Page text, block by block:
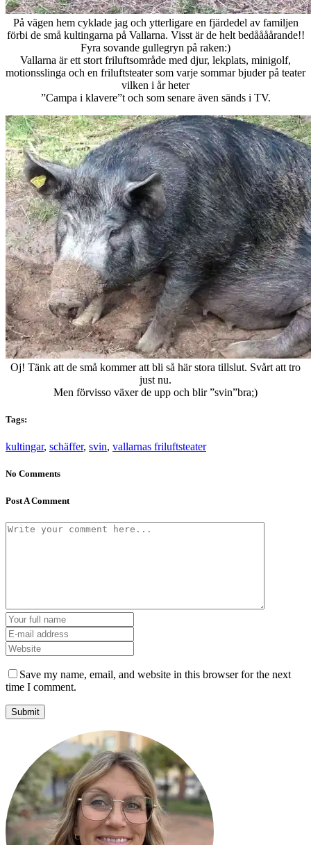
På vägen hem cyklade jag och ytterligare en fjärdedel av familjen
förbi de små kultingarna på Vallarna. Visst är de helt bedåååårande!!
Fyra sovande gullegryn på raken:)
Vallarna är ett stort friluftsområde med djur, lekplats, minigolf,
motionsslinga och en friluftsteater som varje sommar bjuder på teater
vilken i år heter
”Campa i klavere”t och som senare även sänds i TV.
Oj! Tänk att de små kommer att bli så här stora tillslut. Svårt att tro
just nu.
Men förvisso växer de upp och blir ”svin”bra;)
Tags:
kultingar, schäffer, svin, vallarnas friluftsteater
No Comments
Post A Comment
Save my name, email, and website in this browser for the next
time I comment.